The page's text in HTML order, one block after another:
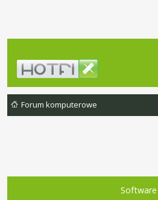
Forum komputerowe
Software